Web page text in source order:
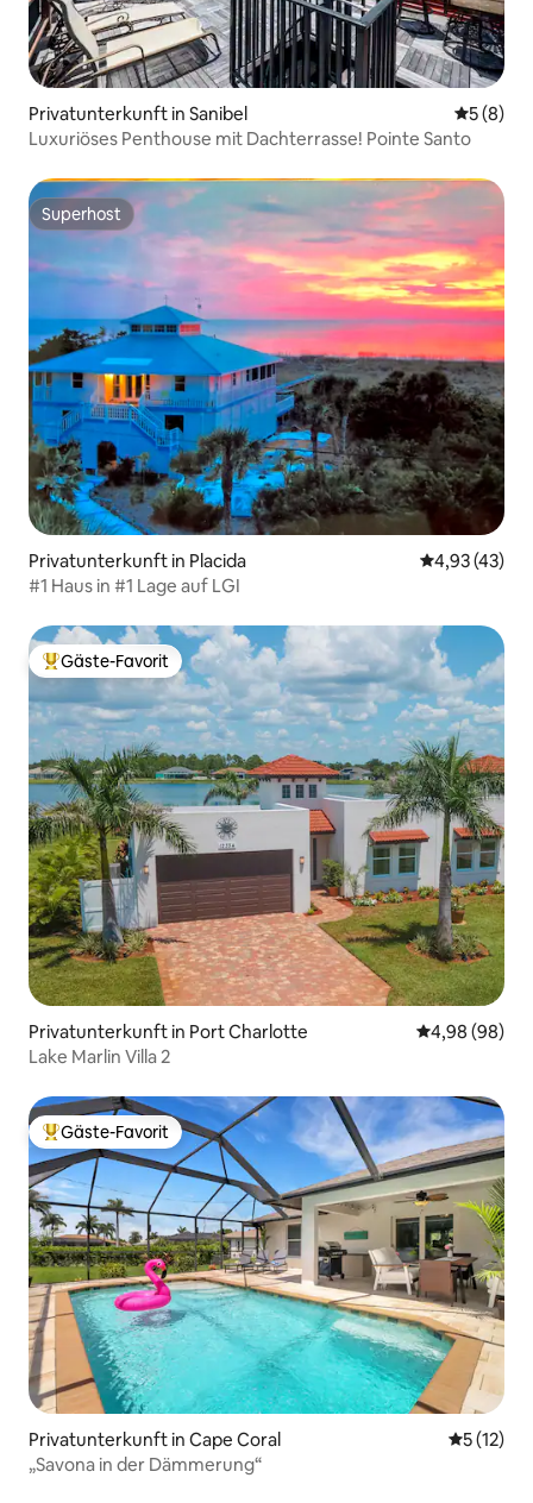
Privatunterkunft in Sanibel
5 (8)
Luxuriöses Penthouse mit Dachterrasse! Pointe Santo
Superhost
Superhost
Privatunterkunft in Placida
4,93 (43)
#1 Haus in #1 Lage auf LGI
Beliebter Gäste-Favorit.
Gäste-Favorit
Privatunterkunft in Port Charlotte
4,98 (98)
Lake Marlin Villa 2
Beliebter Gäste-Favorit.
Gäste-Favorit
Privatunterkunft in Cape Coral
5 (12)
„Savona in der Dämmerung“